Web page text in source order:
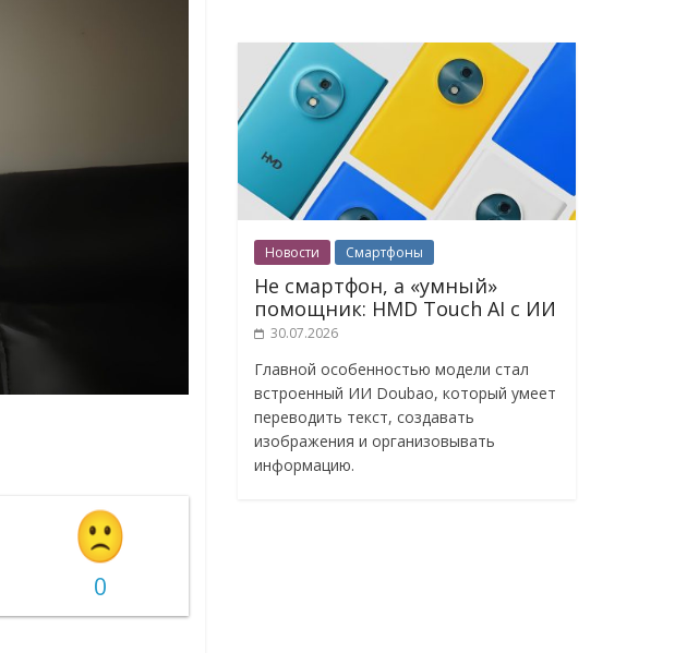
0
Новости Смартфоны
Не смартфон, а «умный»
помощник: HMD Touch AI с ИИ
30.07.2026
Главной особенностью модели стал
встроенный ИИ Doubao, который умеет
переводить текст, создавать
изображения и организовывать
информацию.